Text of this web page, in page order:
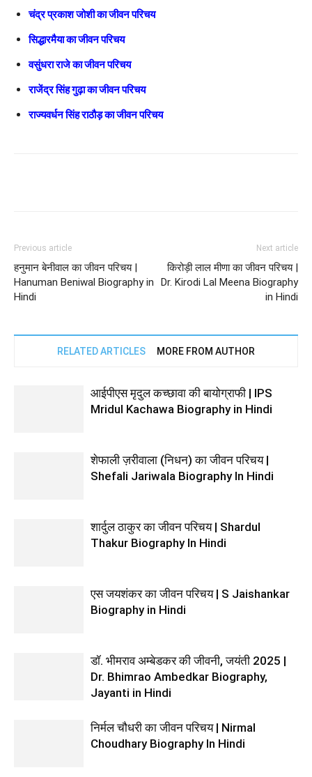
चंद्र प्रकाश जोशी का जीवन परिचय
सिद्धारमैया का जीवन परिचय
वसुंधरा राजे का जीवन परिचय
राजेंद्र सिंह गुढ़ा का जीवन परिचय
राज्यवर्धन सिंह राठौड़ का जीवन परिचय
Previous article
हनुमान बेनीवाल का जीवन परिचय |
Hanuman Beniwal Biography in
Hindi
Next article
किरोड़ी लाल मीणा का जीवन परिचय |
Dr. Kirodi Lal Meena Biography
in Hindi
RELATED ARTICLES MORE FROM AUTHOR
आईपीएस मृदुल कच्छावा की बायोग्राफी | IPS
Mridul Kachawa Biography in Hindi
शेफाली ज़रीवाला (निधन) का जीवन परिचय |
Shefali Jariwala Biography In Hindi
शार्दुल ठाकुर का जीवन परिचय | Shardul
Thakur Biography In Hindi
एस जयशंकर का जीवन परिचय | S Jaishankar
Biography in Hindi
डॉ. भीमराव अम्बेडकर की जीवनी, जयंती 2025 |
Dr. Bhimrao Ambedkar Biography,
Jayanti in Hindi
निर्मल चौधरी का जीवन परिचय | Nirmal
Choudhary Biography In Hindi